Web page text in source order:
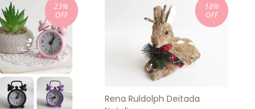
23%
OFF
18%
OFF
Rena Ruldolph Deitada